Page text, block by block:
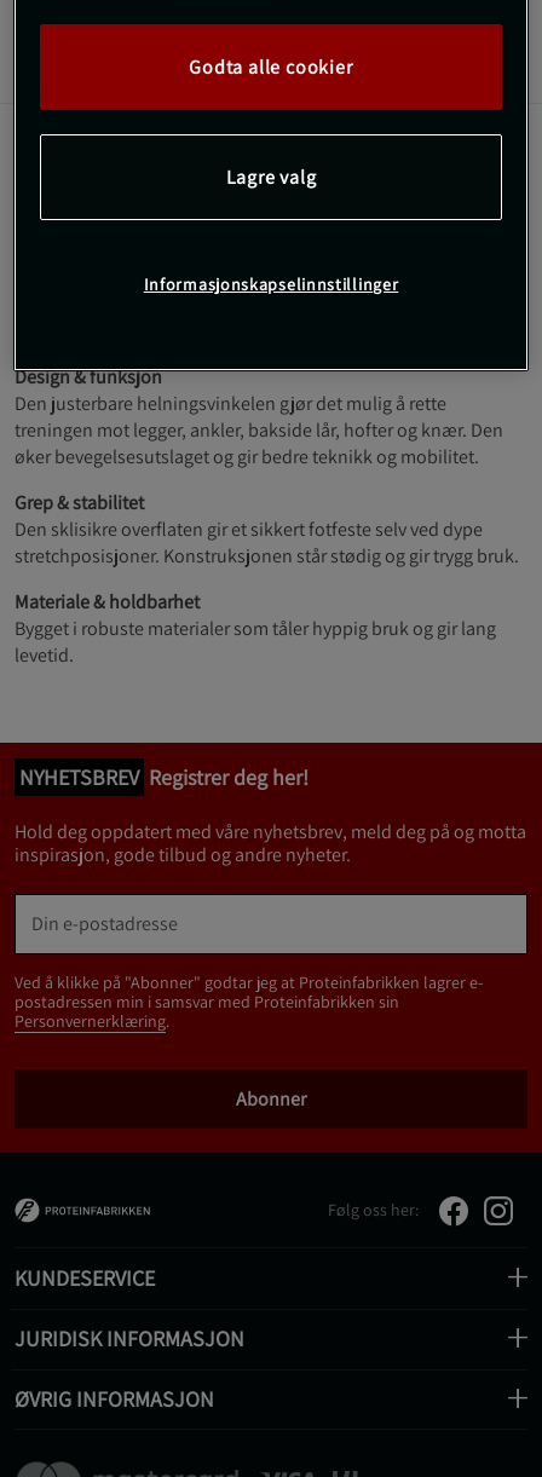
Anmeldelser
mobilitet, fleksibilitet og styrke i underkroppen. Ideell
for alt fra rehab til prestasjonstrening.
Sklisikker overflate for trygt fotfeste
Design & funksjon
Den justerbare helningsvinkelen gjør det mulig å rette
treningen mot legger, ankler, bakside lår, hofter og knær. Den
øker bevegelsesutslaget og gir bedre teknikk og mobilitet.
Grep & stabilitet
Den sklisikre overflaten gir et sikkert fotfeste selv ved dype
stretchposisjoner. Konstruksjonen står stødig og gir trygg bruk.
Materiale & holdbarhet
Bygget i robuste materialer som tåler hyppig bruk og gir lang
levetid.
NYHETSBREV Registrer deg her!
Hold deg oppdatert med våre nyhetsbrev, meld deg på og motta
inspirasjon, gode tilbud og andre nyheter.
Ved å klikke på "Abonner" godtar jeg at Proteinfabrikken lagrer e-
postadressen min i samsvar med Proteinfabrikken sin
Personvernerklæring.
Abonner
Følg oss her:
KUNDESERVICE
JURIDISK INFORMASJON
ØVRIG INFORMASJON
Godta alle cookier
Lagre valg
Informasjonskapselinnstillinger